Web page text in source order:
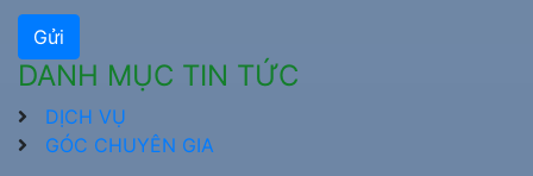
Gửi
DANH MỤC TIN TỨC
DỊCH VỤ
GÓC CHUYÊN GIA